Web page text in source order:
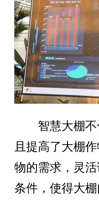
智慧大棚不
且提高了大棚
物的需求，灵
条件，使得大